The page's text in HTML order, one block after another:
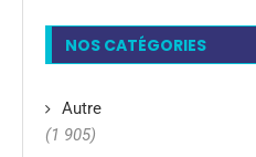
NOS CATÉGORIES
Autre
(1 905)